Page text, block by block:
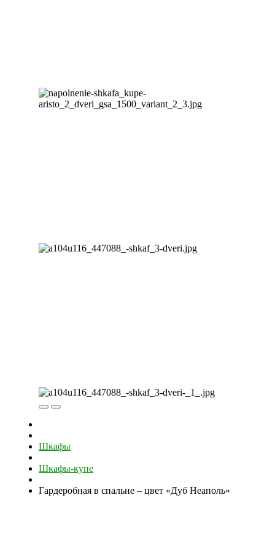
Шкафы
Шкафы-купе
Гардеробная в спальне – цвет «Дуб Неаполь»